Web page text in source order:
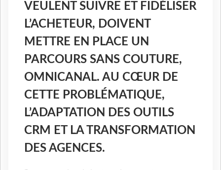
VEULENT SUIVRE ET FIDÉLISER
L’ACHETEUR, DOIVENT
METTRE EN PLACE UN
PARCOURS SANS COUTURE,
OMNICANAL. AU CŒUR DE
CETTE PROBLÉMATIQUE,
L’ADAPTATION DES OUTILS
CRM ET LA TRANSFORMATION
DES AGENCES.